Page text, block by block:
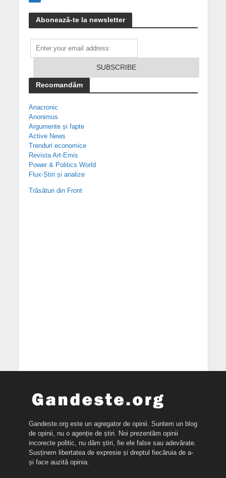
Abonează-te la newsletter
Recomandăm
Anacronic
Anonimus
Argumente și fapte
Active News
Trenduri economice
Revista Art-Emis
Power & Politics World
Flux-Știri și analize
Trăsături din Front
Gandeste.org este un agregator de opinii. Suntem un blog
de opinii, nu o agenție de știri. Noi prezentăm opinii
incorecte politic, nu dăm știri, fie ele false sau adevărate.
Susținem libertatea de expresie și dreptul fiecăruia de a-
și face auzită opinia.